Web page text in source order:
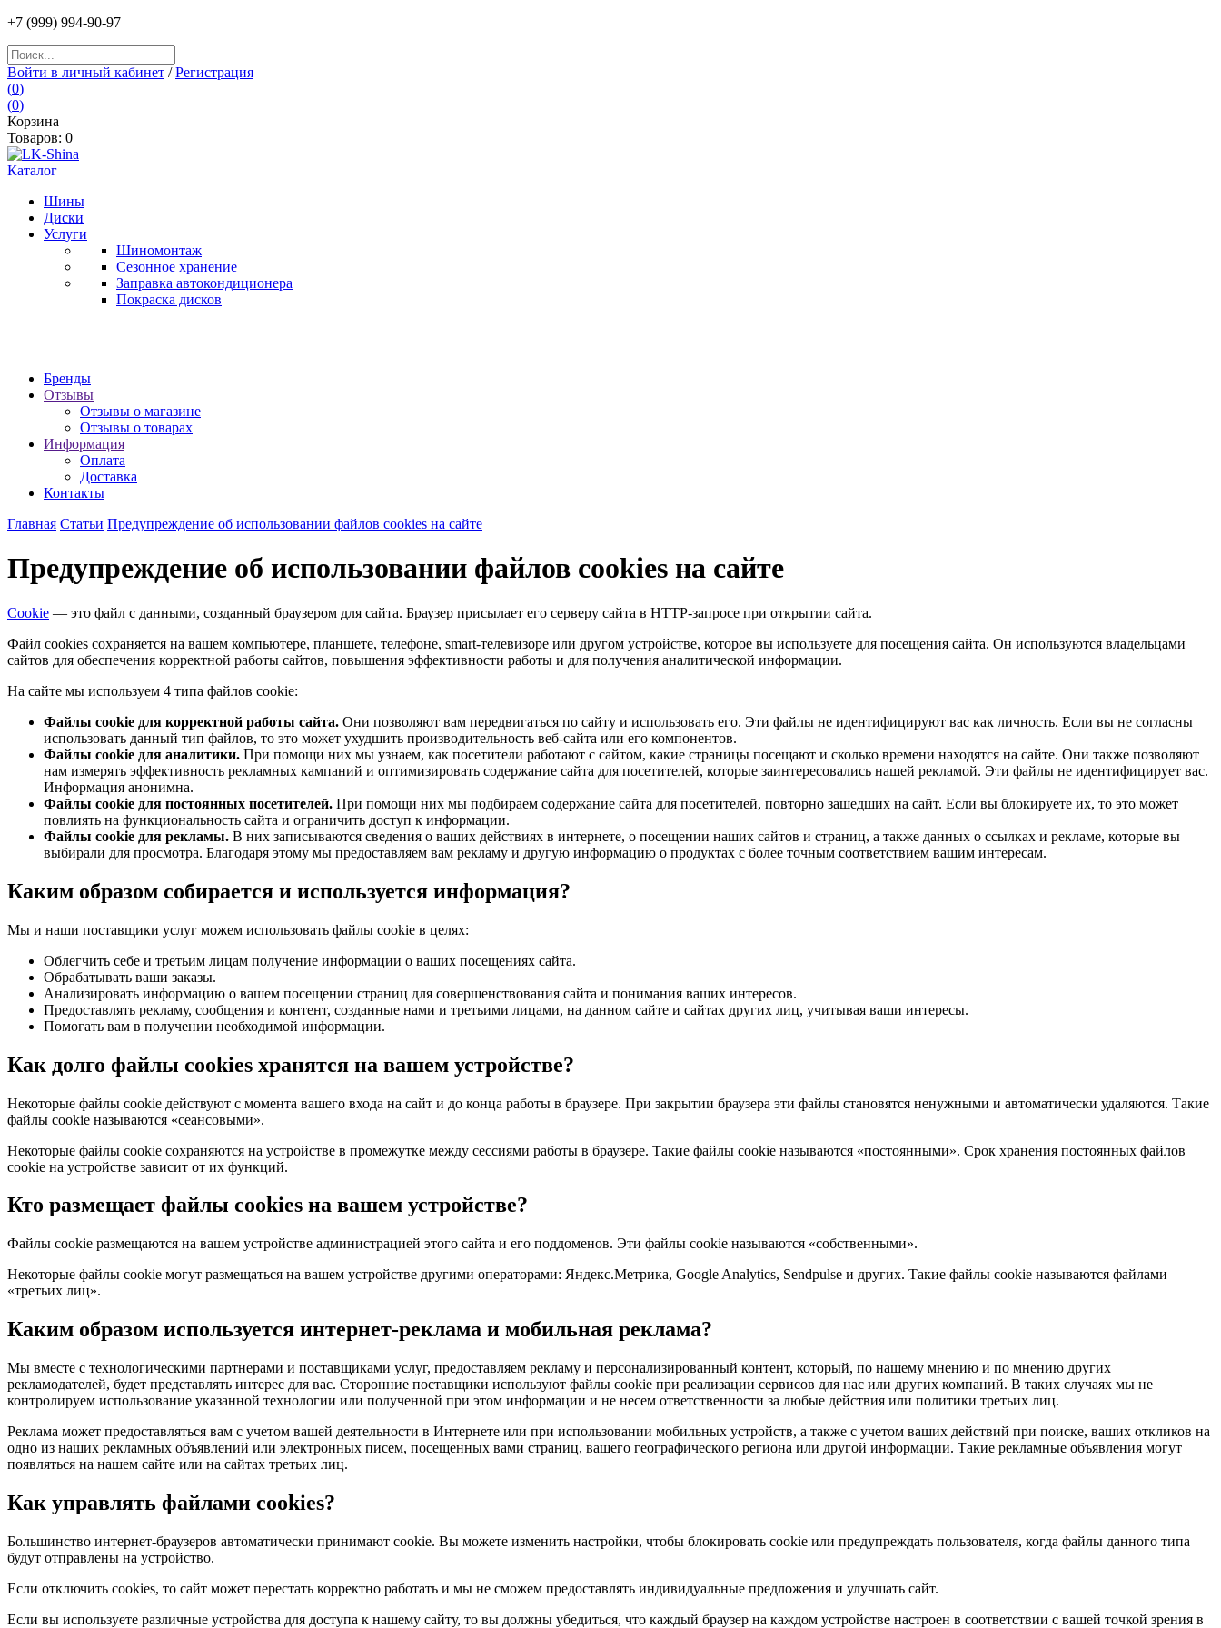
+7 (999) 994-90-97
Войти в личный кабинет /Регистрация
(0)
(0)
Корзина
Товаров: 0
Каталог
Шины
Диски
Услуги
Шиномонтаж
Сезонное хранение
Заправка автокондиционера
Покраска дисков
Бренды
Отзывы
Отзывы о магазине
Отзывы о товарах
Информация
Оплата
Доставка
Контакты
Главная Статьи Предупреждение об использовании файлов cookies на сайте
Предупреждение об использовании файлов cookies на сайте
Cookie — это файл с данными, созданный браузером для сайта. Браузер присылает его серверу сайта в HTTP-запросе при открытии сайта.
Файл cookies сохраняется на вашем компьютере, планшете, телефоне, smart-телевизоре или другом устройстве, которое вы используете для посещения сайта. Он используются владельцами
сайтов для обеспечения корректной работы сайтов, повышения эффективности работы и для получения аналитической информации.
На сайте мы используем 4 типа файлов cookie:
Файлы cookie для корректной работы сайта. Они позволяют вам передвигаться по сайту и использовать его. Эти файлы не идентифицируют вас как личность. Если вы не согласны
использовать данный тип файлов, то это может ухудшить производительность веб-сайта или его компонентов.
Файлы cookie для аналитики. При помощи них мы узнаем, как посетители работают с сайтом, какие страницы посещают и сколько времени находятся на сайте. Они также позволяют
нам измерять эффективность рекламных кампаний и оптимизировать содержание сайта для посетителей, которые заинтересовались нашей рекламой. Эти файлы не идентифицирует вас.
Информация анонимна.
Файлы cookie для постоянных посетителей. При помощи них мы подбираем содержание сайта для посетителей, повторно зашедших на сайт. Если вы блокируете их, то это может
повлиять на функциональность сайта и ограничить доступ к информации.
Файлы cookie для рекламы. В них записываются сведения о ваших действиях в интернете, о посещении наших сайтов и страниц, а также данных о ссылках и рекламе, которые вы
выбирали для просмотра. Благодаря этому мы предоставляем вам рекламу и другую информацию о продуктах с более точным соответствием вашим интересам.
Каким образом собирается и используется информация?
Мы и наши поставщики услуг можем использовать файлы cookie в целях:
Облегчить себе и третьим лицам получение информации о ваших посещениях сайта.
Обрабатывать ваши заказы.
Анализировать информацию о вашем посещении страниц для совершенствования сайта и понимания ваших интересов.
Предоставлять рекламу, сообщения и контент, созданные нами и третьими лицами, на данном сайте и сайтах других лиц, учитывая ваши интересы.
Помогать вам в получении необходимой информации.
Как долго файлы cookies хранятся на вашем устройстве?
Некоторые файлы cookie действуют с момента вашего входа на сайт и до конца работы в браузере. При закрытии браузера эти файлы становятся ненужными и автоматически удаляются. Такие
файлы cookie называются «сеансовыми».
Некоторые файлы cookie сохраняются на устройстве в промежутке между сессиями работы в браузере. Такие файлы cookie называются «постоянными». Срок хранения постоянных файлов
cookie на устройстве зависит от их функций.
Кто размещает файлы cookies на вашем устройстве?
Файлы cookie размещаются на вашем устройстве администрацией этого сайта и его поддоменов. Эти файлы cookie называются «собственными».
Некоторые файлы cookie могут размещаться на вашем устройстве другими операторами: Яндекс.Метрика, Google Analytics, Sendpulse и других. Такие файлы cookie называются файлами
«третьих лиц».
Каким образом используется интернет-реклама и мобильная реклама?
Мы вместе с технологическими партнерами и поставщиками услуг, предоставляем рекламу и персонализированный контент, который, по нашему мнению и по мнению других
рекламодателей, будет представлять интерес для вас. Сторонние поставщики используют файлы cookie при реализации сервисов для нас или других компаний. В таких случаях мы не
контролируем использование указанной технологии или полученной при этом информации и не несем ответственности за любые действия или политики третьих лиц.
Реклама может предоставляться вам с учетом вашей деятельности в Интернете или при использовании мобильных устройств, а также с учетом ваших действий при поиске, ваших откликов на
одно из наших рекламных объявлений или электронных писем, посещенных вами страниц, вашего географического региона или другой информации. Такие рекламные объявления могут
появляться на нашем сайте или на сайтах третьих лиц.
Как управлять файлами cookies?
Большинство интернет-браузеров автоматически принимают cookie. Вы можете изменить настройки, чтобы блокировать cookie или предупреждать пользователя, когда файлы данного типа
будут отправлены на устройство.
Если отключить cookies, то сайт может перестать корректно работать и мы не сможем предоставлять индивидуальные предложения и улучшать сайт.
Если вы используете различные устройства для доступа к нашему сайту, то вы должны убедиться, что каждый браузер на каждом устройстве настроен в соответствии с вашей точкой зрения в